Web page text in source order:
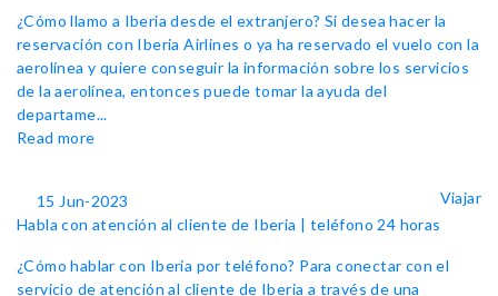
¿Cómo llamo a Iberia desde el extranjero? Si desea hacer la
reservación con Iberia Airlines o ya ha reservado el vuelo con la
aerolínea y quiere conseguir la información sobre los servicios
de la aerolínea, entonces puede tomar la ayuda del
departame...
Read more
15 Jun-2023
Viajar
Habla con atención al cliente de Iberia | teléfono 24 horas
¿Cómo hablar con Iberia por teléfono? Para conectar con el
servicio de atención al cliente de Iberia a través de una